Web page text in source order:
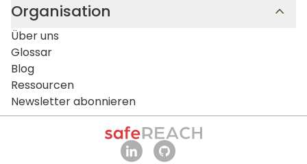
Organisation
Über uns
Glossar
Blog
Ressourcen
Newsletter abonnieren